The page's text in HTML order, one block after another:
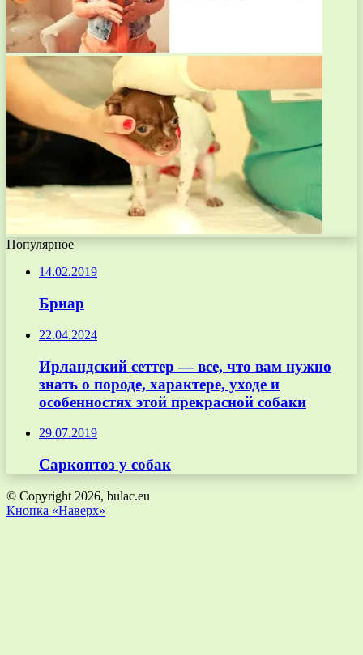
Популярное
14.02.2019
Бриар
22.04.2024
Ирландский сеттер — все, что вам нужно
знать о породе, характере, уходе и
особенностях этой прекрасной собаки
29.07.2019
Саркоптоз у собак
© Copyright 2026, bulac.eu
Кнопка «Наверх»